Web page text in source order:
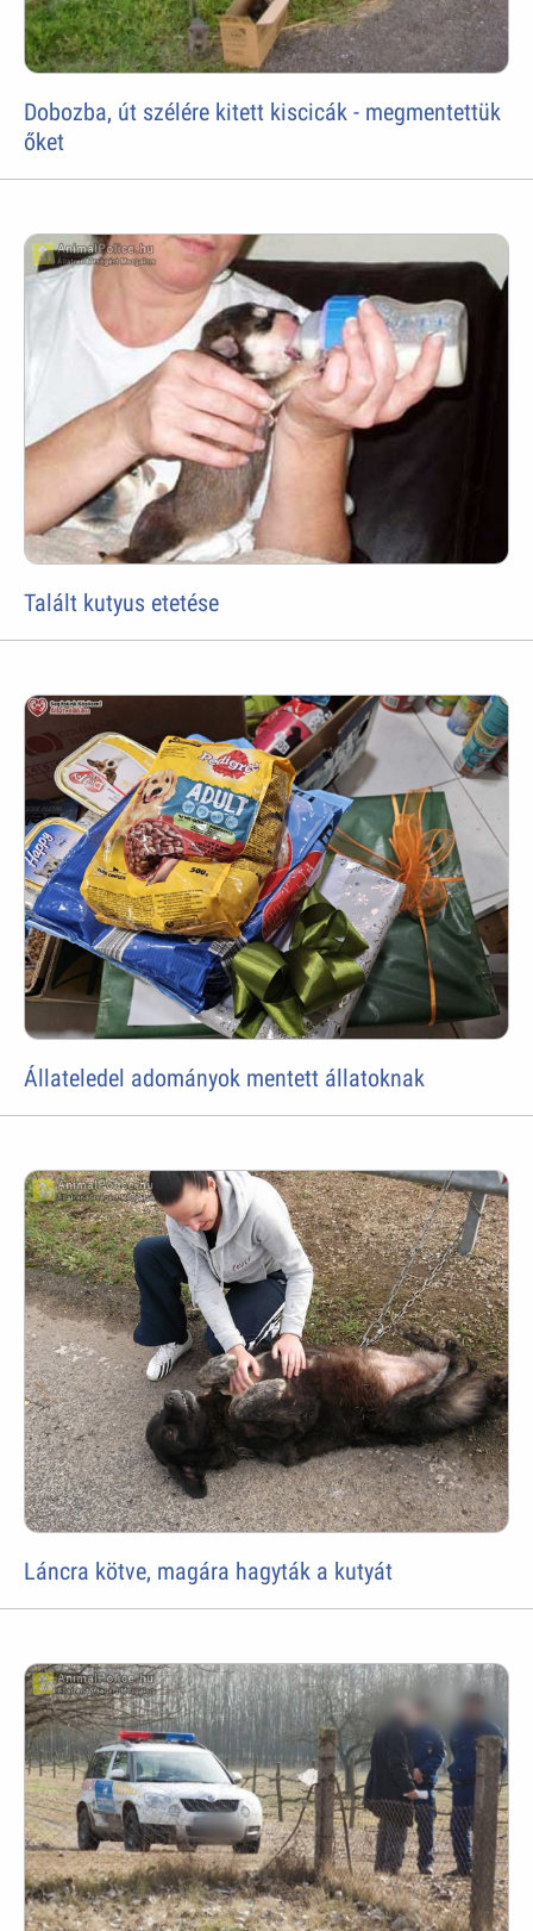
Dobozba, út szélére kitett kiscicák - megmentettük
őket
Talált kutyus etetése
Állateledel adományok mentett állatoknak
Láncra kötve, magára hagyták a kutyát